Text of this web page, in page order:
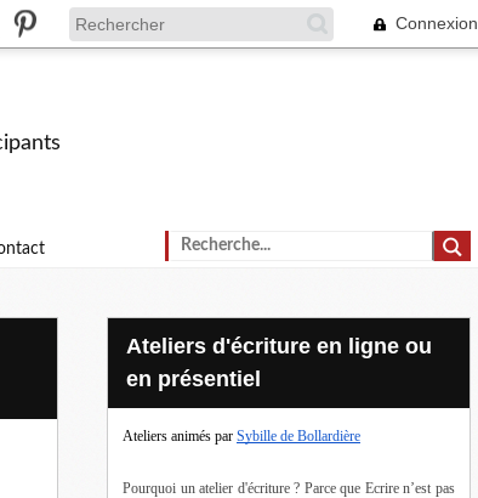
Connexion
Ateliers d'écriture en ligne ou
en présentiel
Ateliers animés par Sybille de Bollardière
Pourquoi un atelier d'écriture ? Parce que Ecrire n’est pas